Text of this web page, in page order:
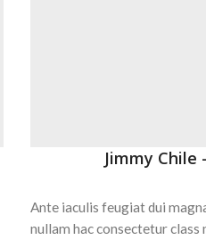
Jimmy Chile
Ante iaculis feugiat dui
nullam hac consectetur